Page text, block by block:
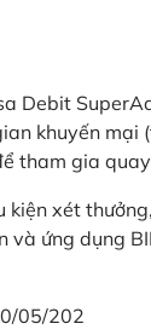
Debit
khuyến
tham gia
xét
và ứng dụng
05/202